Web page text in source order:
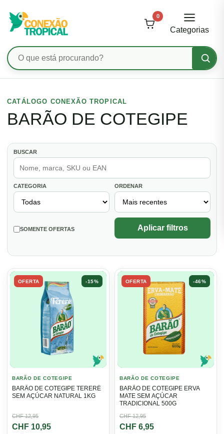
Pesquisar
produtos
0
Categorias
conteúdo
CATÁLOGO CONEXÃO TROPICAL
BARÃO DE COTEGIPE
BUSCAR
CATEGORIA ORDENAR
SOMENTE OFERTAS Aplicar filtros
OFERTA -15%
BARÃO DE COTEGIPE
BARÃO DE COTEGIPE TERERÉ
SEM AÇÚCAR NATURAL 1KG
CHF12,95
O
preço
CHF 10,95
O
preço
OFERTA -46%
BARÃO DE COTEGIPE
BARÃO DE COTEGIPE ERVA
MATE SEM AÇÚCAR
TRADICIONAL 500G
CHF12,95
O
preço
CHF 6,95
O
preço